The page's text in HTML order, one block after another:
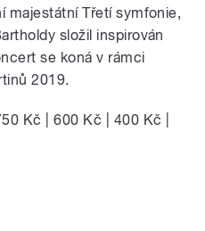
majestátní Třetí symfonie,
složil inspirován
se koná v rámci
2019.
Kč | 600 Kč | 400 Kč |